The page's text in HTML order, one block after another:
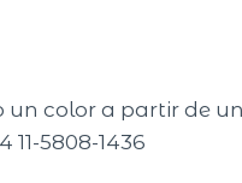
un color a partir de
5808-1436